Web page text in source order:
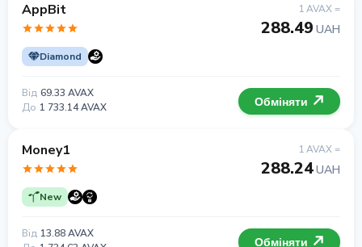
AppBit
Diamond
1 AVAX =
288.49 UAH
Від 69.33 AVAX
До 1 733.14 AVAX Обміняти
Money1
New
1 AVAX =
288.24UAH
Від 13.88 AVAX
Обміняти